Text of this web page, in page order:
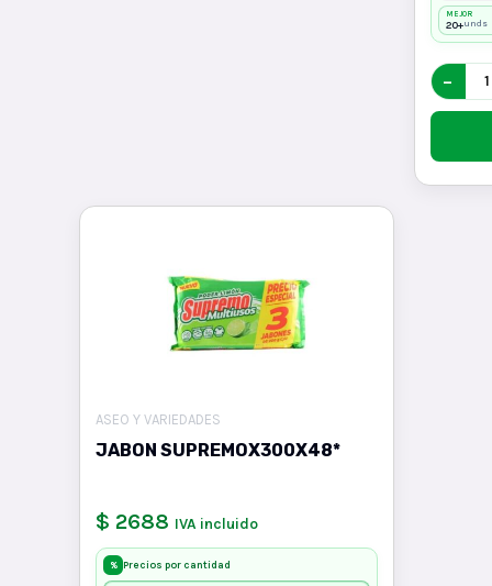
MEJOR
20+unds
−
ASEO Y VARIEDADES
JABON SUPREMOX300X48*
$ 2688 IVA incluido
% Precios por cantidad